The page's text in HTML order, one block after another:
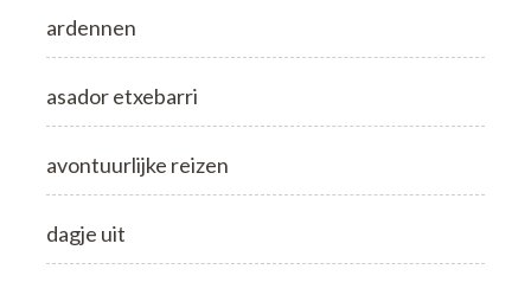
ardennen
asador etxebarri
avontuurlijke reizen
dagje uit